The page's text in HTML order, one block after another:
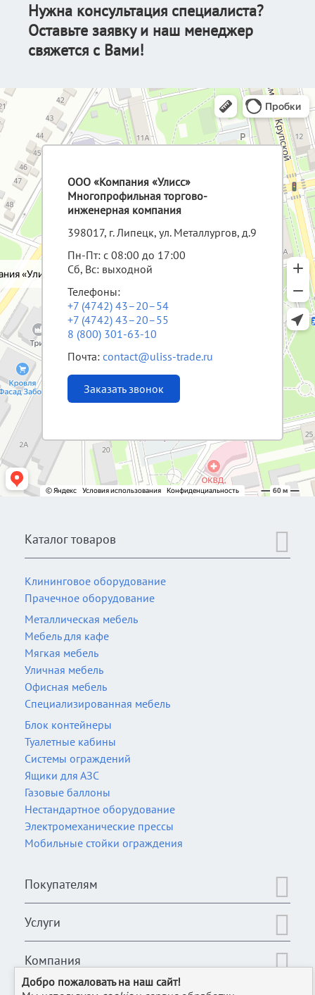
Нужна консультация специалиста?
Оставьте заявку и наш менеджер
свяжется с Вами!
ООО «Компания «Улисс»
Многопрофильная торгово-
инженерная компания
398017, г. Липецк, ул. Металлургов, д.9
Пн-Пт: с 08:00 до 17:00
Сб, Вс: выходной
Телефоны:
+7 (4742) 43–20–54
+7 (4742) 43–20–55
8 (800) 301-63-10
Почта:contact@uliss-trade.ru
Заказать звонок
Каталог товаров
Клининговое оборудование
Прачечное оборудование
Металлическая мебель
Мебель для кафе
Мягкая мебель
Уличная мебель
Офисная мебель
Специализированная мебель
Блок контейнеры
Туалетные кабины
Системы ограждений
Ящики для АЗС
Газовые баллоны
Нестандартное оборудование
Электромеханические прессы
Мобильные стойки ограждения
Покупателям
Услуги
Компания
Добро пожаловать на наш сайт!